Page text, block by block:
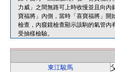
力威」之間無路可上時收慢並且向
寶福將」內側，當時「喜寶福將」開
檢查，內窺鏡檢查顯示該駒的氣管內
受抽樣檢驗。
東江駿馬